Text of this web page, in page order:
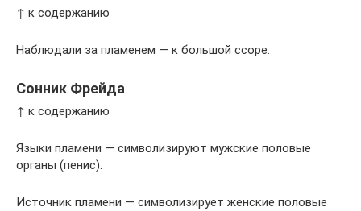
↑ к содержанию
Наблюдали за пламенем — к большой ссоре.
Сонник Фрейда
↑ к содержанию
Языки пламени — символизируют мужские половые
органы (пенис).
Источник пламени — символизирует женские половые